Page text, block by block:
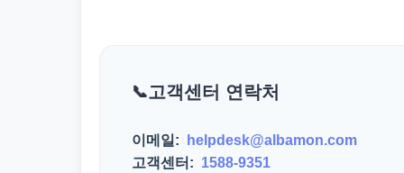
고객센터 연락처
이메일:
helpdesk@albamon.com
고객센터: 1588-9351